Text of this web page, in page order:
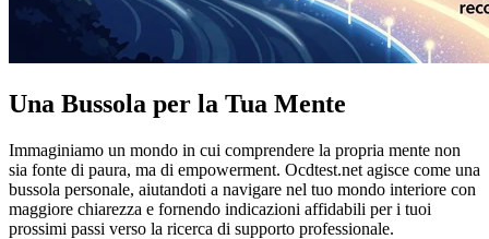
Una Bussola per la Tua Mente
Immaginiamo un mondo in cui comprendere la propria mente non
sia fonte di paura, ma di empowerment. Ocdtest.net agisce come una
bussola personale, aiutandoti a navigare nel tuo mondo interiore con
maggiore chiarezza e fornendo indicazioni affidabili per i tuoi
prossimi passi verso la ricerca di supporto professionale.